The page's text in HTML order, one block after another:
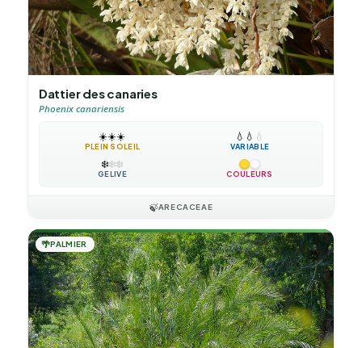
Dattier des canaries
Phoenix canariensis
☀️☀️☀️
PLEIN SOLEIL
💧 💧 💧
VARIABLE
❄️❄️❄️
GÉLIVE COULEURS
🍃ARECACEAE
🌴PALMIER